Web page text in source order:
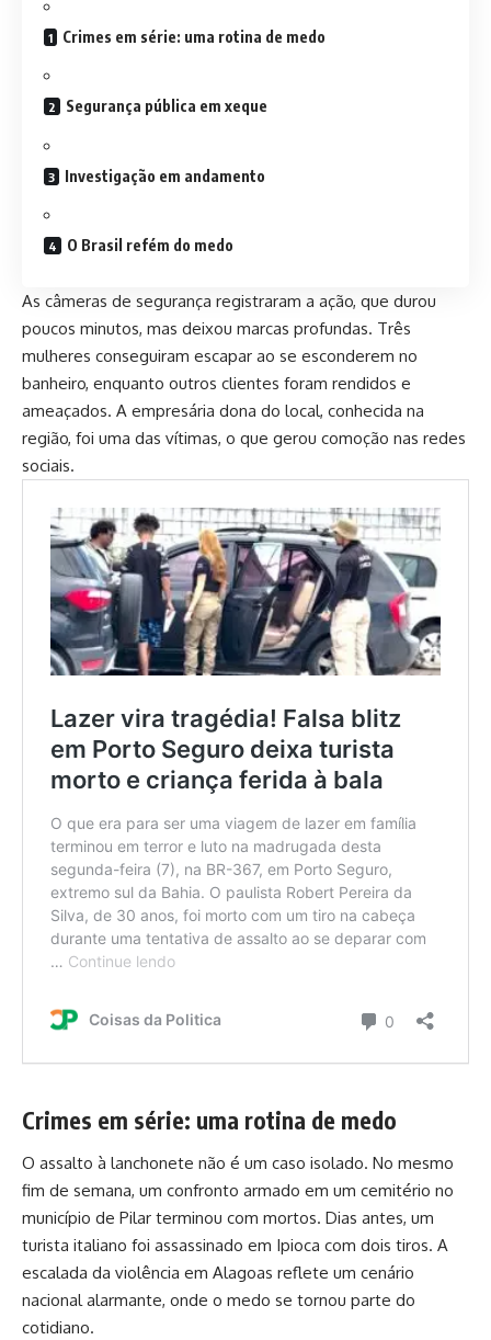
Crimes em série: uma rotina de medo
Segurança pública em xeque
Investigação em andamento
O Brasil refém do medo
As câmeras de segurança registraram a ação, que durou
poucos minutos, mas deixou marcas profundas. Três
mulheres conseguiram escapar ao se esconderem no
banheiro, enquanto outros clientes foram rendidos e
ameaçados. A empresária dona do local, conhecida na
região, foi uma das vítimas, o que gerou comoção nas redes
sociais.
Crimes em série: uma rotina de medo
O assalto à lanchonete não é um caso isolado. No mesmo
fim de semana, um confronto armado em um cemitério no
município de Pilar terminou com mortos. Dias antes, um
turista italiano foi assassinado em Ipioca com dois tiros. A
escalada da violência em Alagoas reflete um cenário
nacional alarmante, onde o medo se tornou parte do
cotidiano.